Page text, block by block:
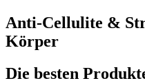
Anti-Cellulite &
Körper
Die besten